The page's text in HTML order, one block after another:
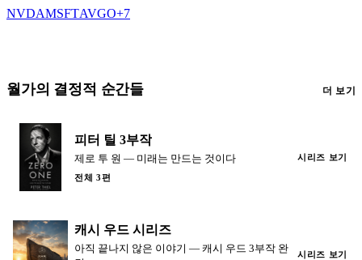
NVDAMSFTAVGO+7
월가의 결정적 순간들 더 보기
피터 틸 3부작
제로 투 원 — 미래는 만드는 것이다
전체 3편
시리즈 보기
캐시 우드 시리즈
아직 끝나지 않은 이야기 — 캐시 우드 3부작 완
시리즈 보기